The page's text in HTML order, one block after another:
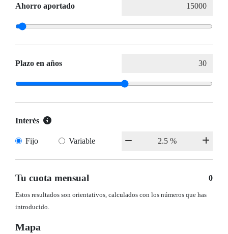
Ahorro aportado
Plazo en años
Interés
Fijo Variable
Tu cuota mensual 0
Estos resultados son orientativos, calculados con los números que has
introducido.
Mapa